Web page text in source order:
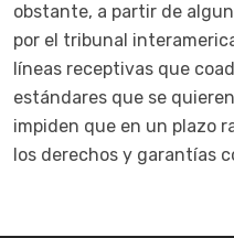
obstante, a partir de
por el tribunal
líneas receptivas que
estándares que se
impiden que en un plazo
los derechos y garantías